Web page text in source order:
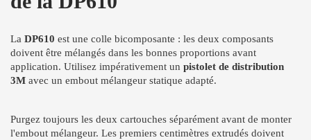
La DP610 est une colle bicomposante : les deux composants
doivent être mélangés dans les bonnes proportions avant
application. Utilisez impérativement un pistolet de distribution
3M avec un embout mélangeur statique adapté.
Purgez toujours les deux cartouches séparément avant de monter
l'embout mélangeur. Les premiers centimètres extrudés doivent